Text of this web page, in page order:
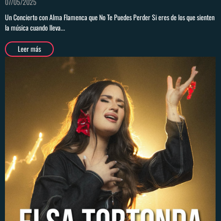
Un Concierto con Alma Flamenca que No Te Puedes Perder Si eres de los que sienten
la música cuando lleva...
Leer más